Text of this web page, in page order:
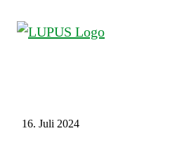
16. Juli 2024